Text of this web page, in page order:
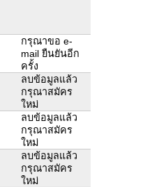
กรุณาขอ e-
mail ยืนยันอีก
ครั้ง
ลบข้อมูลแล้ว
กรุณาสมัคร
ใหม่
ลบข้อมูลแล้ว
กรุณาสมัคร
ใหม่
ลบข้อมูลแล้ว
กรุณาสมัคร
ใหม่